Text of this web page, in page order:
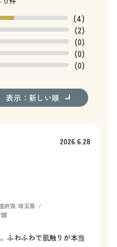
(4)
(2)
(0)
(0)
(0)
表示：新しい順
2026.6.28
府県:埼玉県
ふわふわで肌触りが本当